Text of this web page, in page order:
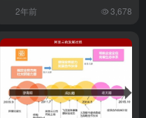
2年前 3,678